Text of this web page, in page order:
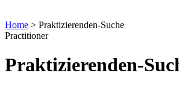
Home > Praktizierenden-Suche
Practitioner
Praktizierenden-